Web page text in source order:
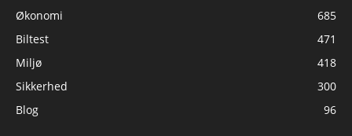
Økonomi
685
Biltest
471
Miljø
418
Sikkerhed
300
Blog
96